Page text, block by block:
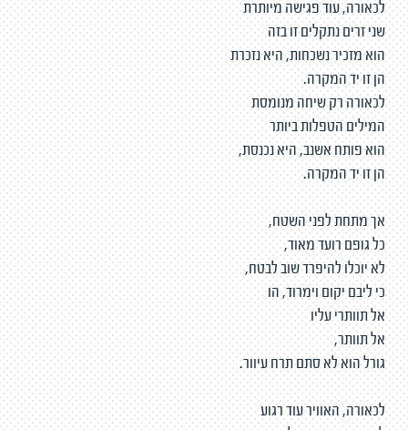
לכאורה, עוד פגישה מיותרת
שני זרים נתקלים זו בזה
הוא מזכיר נשכחות, היא נזכרת
הן זו יד המקרה.
לכאורה רק שיחה מנומסת
המילים הטפלות ביותר
הוא פותח אשנב, היא נכנסת,
הן זו יד המקרה.
אך מתחת לפני השטח,
כל גופם רועד מאוד,
לא יוכלו להיפרד שוב לבטח,
כי ליבם יקום וימרוד, הו
אל תוותרי עליו
אל תוותר,
גורל הוא לא סתם תרח עיוור.
לכאורה, האוויר עוד רגוע